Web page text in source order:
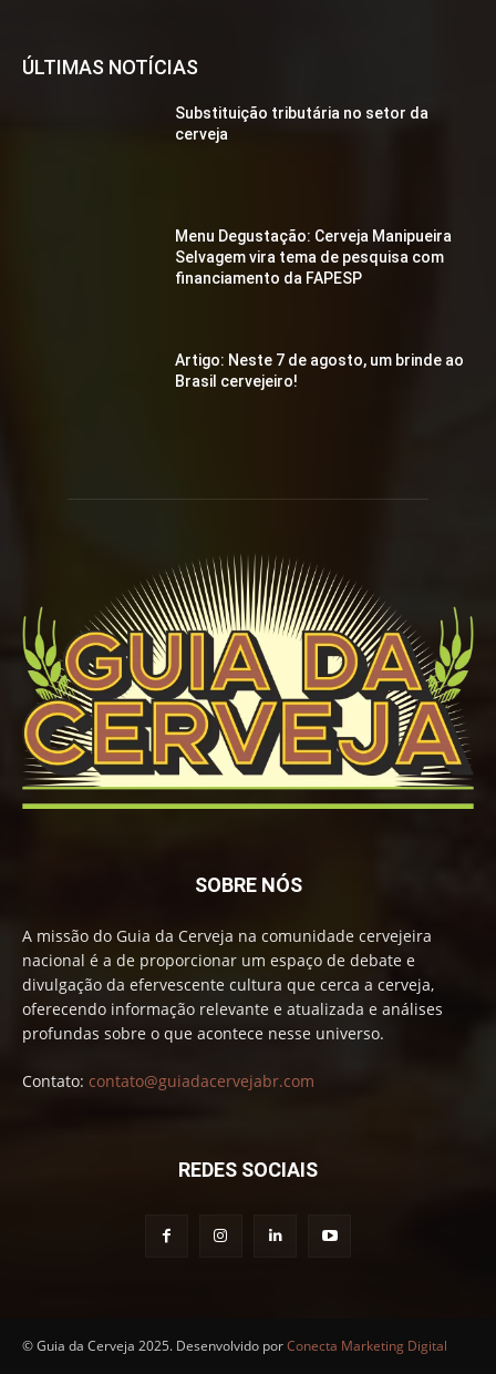
ÚLTIMAS NOTÍCIAS
Substituição tributária no setor da
cerveja
Menu Degustação: Cerveja Manipueira
Selvagem vira tema de pesquisa com
financiamento da FAPESP
Artigo: Neste 7 de agosto, um brinde ao
Brasil cervejeiro!
SOBRE NÓS
A missão do Guia da Cerveja na comunidade cervejeira
nacional é a de proporcionar um espaço de debate e
divulgação da efervescente cultura que cerca a cerveja,
oferecendo informação relevante e atualizada e análises
profundas sobre o que acontece nesse universo.
Contato: contato@guiadacervejabr.com
REDES SOCIAIS
© Guia da Cerveja 2025. Desenvolvido porConecta Marketing Digital